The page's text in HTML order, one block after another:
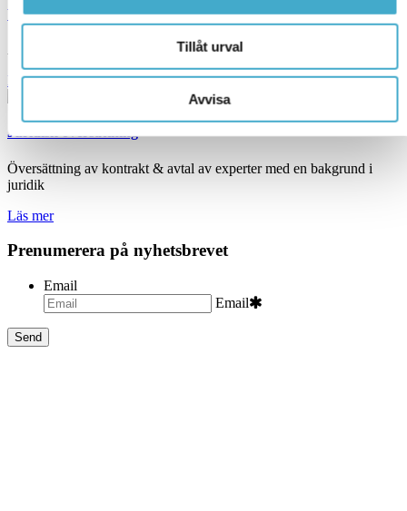
Tillåt urval
Avvisa
Vilka språk arbetar vi med?
Avison översätter och tolkar idag mellan fler än 50 olika språk.
Läs mer
Juridisk översättning
Översättning av kontrakt & avtal av experter med en bakgrund i
juridik
Läs mer
Prenumerera på nyhetsbrevet
Email
Email